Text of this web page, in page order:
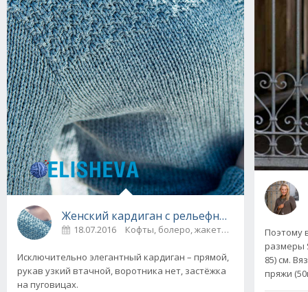
Женский кардиган с рельефным узором
18.07.2016
Исключительно элегантный кардиган – прямой,
рукав узкий втачной, воротника нет, застёжка
на пуговицах.
Поэтому
размеры
85) см.
пряжи